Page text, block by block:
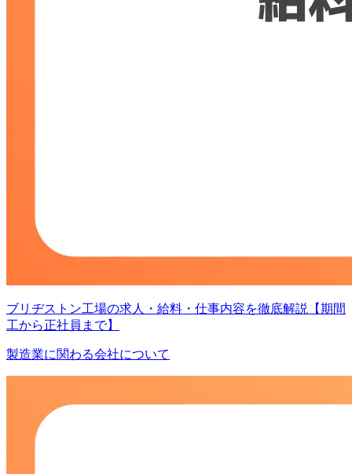
ブリヂストン工場の求人・給料・仕事内容を徹底解説【期間
工から正社員まで】
製造業に関わる会社について